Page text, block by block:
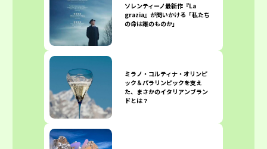
ソレンティーノ最新作『La
grazia』が問いかける「私たち
の命は誰のものか」
ミラノ・コルティナ・オリンピ
ック＆パラリンピックを支え
た、まさかのイタリアンブラン
ドとは？